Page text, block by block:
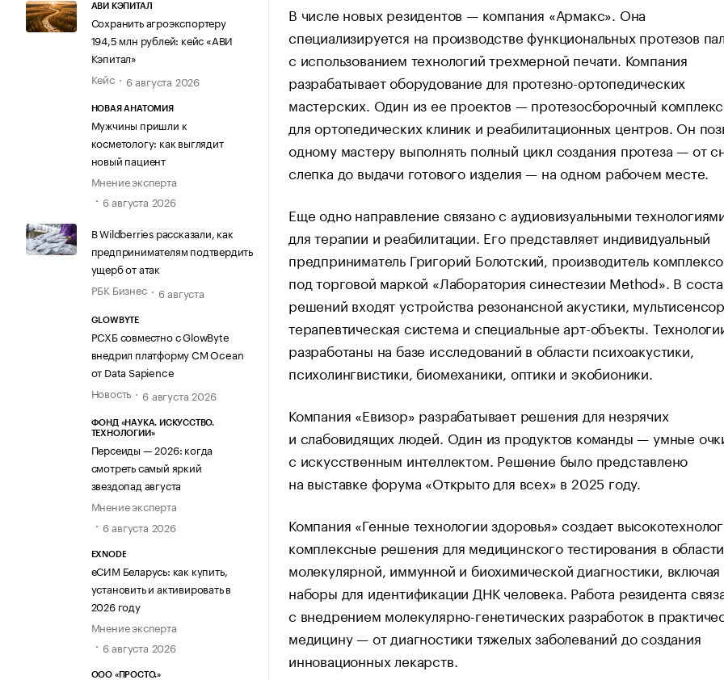
АВИ КЭПИТАЛ
Сохранить агроэкспортеру
194,5 млн рублей: кейс «АВИ
Кэпитал»
Кейс
6 августа 2026
НОВАЯ АНАТОМИЯ
Мужчины пришли к
косметологу: как выглядит
новый пациент
Мнение эксперта
6 августа 2026
В Wildberries рассказали, как
предпринимателям подтвердить
ущерб от атак
РБК Бизнес
6 августа
GLOWBYTE
РСХБ совместно с GlowByte
внедрил платформу CM Ocean
от Data Sapience
Новость
6 августа 2026
ФОНД «НАУКА. ИСКУССТВО.
ТЕХНОЛОГИИ»
Персеиды — 2026: когда
смотреть самый яркий
звездопад августа
Мнение эксперта
6 августа 2026
EXNODE
еСИМ Беларусь: как купить,
установить и активировать в
2026 году
Мнение эксперта
6 августа 2026
ООО «ПРОСТО.»
В числе новых резидентов — компания «Армакс». Она
специализируется на производстве функциональных протезов
с использованием технологий трехмерной печати. Компания
разрабатывает оборудование для протезно-ортопедических
мастерских. Один из ее проектов — протезосборочный комплекс
для ортопедических клиник и реабилитационных центров. Он
одному мастеру выполнять полный цикл создания протеза — от
слепка до выдачи готового изделия — на одном рабочем месте.
Еще одно направление связано с аудиовизуальными
для терапии и реабилитации. Его представляет индивидуальный
предприниматель Григорий Болотский, производитель
под торговой маркой «Лаборатория синестезии Method». В
решений входят устройства резонансной акустики,
терапевтическая система и специальные арт-объекты.
разработаны на базе исследований в области психоакустики,
психолингвистики, биомеханики, оптики и экобионики.
Компания «Евизор» разрабатывает решения для незрячих
и слабовидящих людей. Один из продуктов команды — умные
с искусственным интеллектом. Решение было представлено
на выставке форума «Открыто для всех» в 2025 году.
Компания «Генные технологии здоровья» создает
комплексные решения для медицинского тестирования в области
молекулярной, иммунной и биохимической диагностики, включая
наборы для идентификации ДНК человека. Работа резидента
с внедрением молекулярно-генетических разработок в
медицину — от диагностики тяжелых заболеваний до создания
инновационных лекарств.